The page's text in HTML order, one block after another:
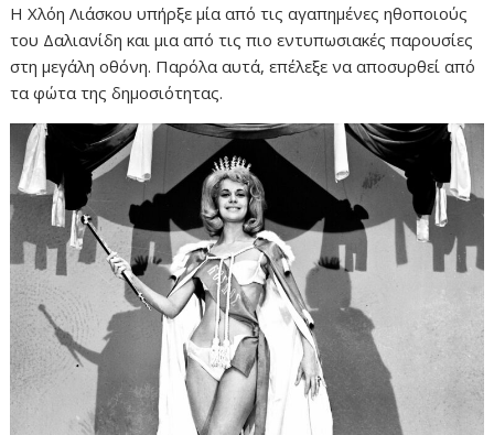
Η Χλόη Λιάσκου υπήρξε μία από τις αγαπημένες ηθοποιούς
του Δαλιανίδη και μια από τις πιο εντυπωσιακές παρουσίες
στη μεγάλη οθόνη. Παρόλα αυτά, επέλεξε να αποσυρθεί από
τα φώτα της δημοσιότητας.